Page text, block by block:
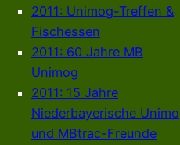
2011: Unimog-Treffen &
Fischessen
2011: 60 Jahre MB
Unimog
2011: 15 Jahre
Niederbayerische
und MBtrac-Freunde